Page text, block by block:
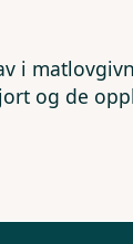
i
og de